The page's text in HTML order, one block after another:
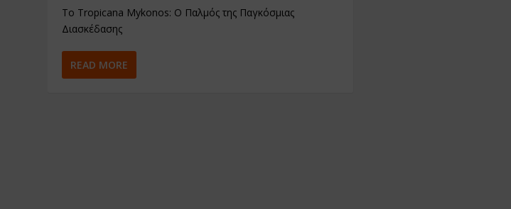
Το Tropicana Mykonos: Ο Παλμός της Παγκόσμιας
Διασκέδασης
READ MORE